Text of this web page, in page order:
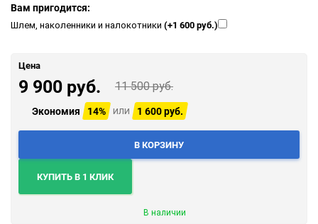
Вам пригодится:
Шлем, наколенники и налокотники (+1 600 руб.)
Цена
9 900 руб.
11 500 руб.
Экономия
14% или 1 600 руб.
В КОРЗИНУ
КУПИТЬ В 1 КЛИК
В наличии